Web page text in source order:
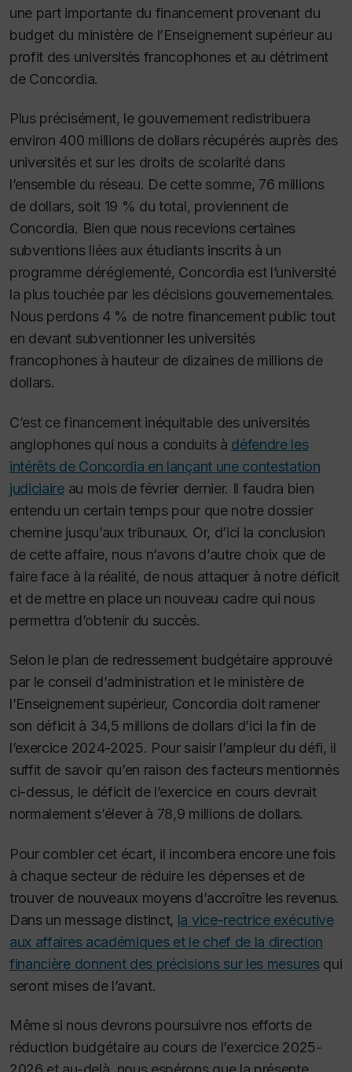
une part importante du financement provenant du
budget du ministère de l’Enseignement supérieur au
profit des universités francophones et au détriment
de Concordia.
Plus précisément, le gouvernement redistribuera
environ 400 millions de dollars récupérés auprès des
universités et sur les droits de scolarité dans
l’ensemble du réseau. De cette somme, 76 millions
de dollars, soit 19 % du total, proviennent de
Concordia. Bien que nous recevions certaines
subventions liées aux étudiants inscrits à un
programme déréglementé, Concordia est l’université
la plus touchée par les décisions gouvernementales.
Nous perdons 4 % de notre financement public tout
en devant subventionner les universités
francophones à hauteur de dizaines de millions de
dollars.
C’est ce financement inéquitable des universités
anglophones qui nous a conduits à défendre les
intérêts de Concordia en lançant une contestation
judiciaireau mois de février dernier. Il faudra bien
entendu un certain temps pour que notre dossier
chemine jusqu’aux tribunaux. Or, d’ici la conclusion
de cette affaire, nous n’avons d’autre choix que de
faire face à la réalité, de nous attaquer à notre déficit
et de mettre en place un nouveau cadre qui nous
permettra d’obtenir du succès.
Selon le plan de redressement budgétaire approuvé
par le conseil d’administration et le ministère de
l’Enseignement supérieur, Concordia doit ramener
son déficit à 34,5 millions de dollars d’ici la fin de
l’exercice 2024-2025. Pour saisir l’ampleur du défi, il
suffit de savoir qu’en raison des facteurs mentionnés
ci-dessus, le déficit de l’exercice en cours devrait
normalement s’élever à 78,9 millions de dollars.
Pour combler cet écart, il incombera encore une fois
à chaque secteur de réduire les dépenses et de
trouver de nouveaux moyens d’accroître les revenus.
Dans un message distinct, la vice-rectrice exécutive
aux affaires académiques et le chef de la direction
financière donnent des précisions sur les mesuresqui
seront mises de l’avant.
Même si nous devrons poursuivre nos efforts de
réduction budgétaire au cours de l’exercice 2025-